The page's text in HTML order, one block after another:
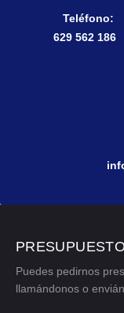
Teléfono:
629 562 186
Puedes pedirnos
llamándonos o